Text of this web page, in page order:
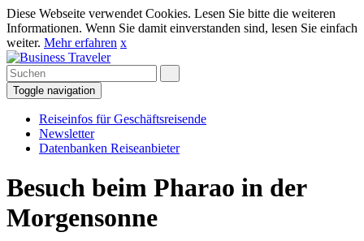
Diese Webseite verwendet Cookies. Lesen Sie bitte die weiteren
Informationen. Wenn Sie damit einverstanden sind, lesen Sie einfach
weiter. Mehr erfahren x
Toggle navigation
Reiseinfos für Geschäftsreisende
Newsletter
Datenbanken Reiseanbieter
Besuch beim Pharao in der
Morgensonne